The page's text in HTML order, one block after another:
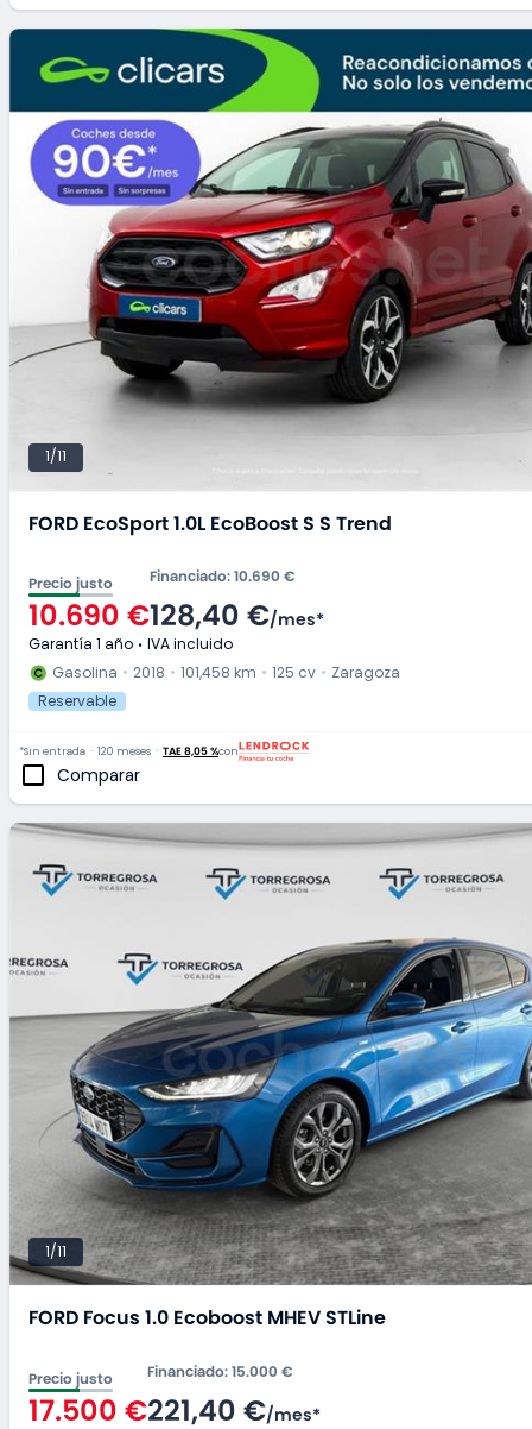
FORD EcoSport 1.0L EcoBoost S S Trend
Precio justo
10.690 €
Financiado: 10.690 €
128,40 €/mes*
Garantía 1 año
IVA incluido
Gasolina
2018 101,458 km 125 cv
Zaragoza
Reservable
1/11
Comparar
*Sin entrada 120 meses TAE 8,05 %con
FORD Focus 1.0 Ecoboost MHEV STLine
Precio justo
17.500 €
Financiado: 15.000 €
221,40 €/mes*
1/11